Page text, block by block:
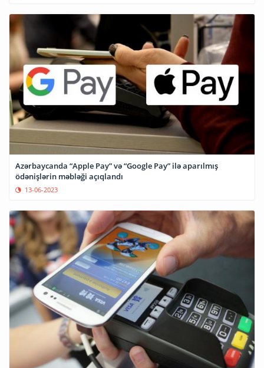
Azərbaycanda “Apple Pay” və “Google Pay” ilə aparılmış
ödənişlərin məbləği açıqlandı
13-06-2023